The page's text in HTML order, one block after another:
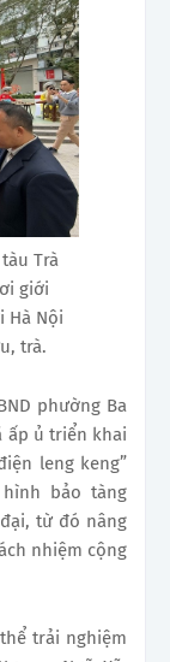
Trà
giới
Hà Nội
trà.
phường Ba
ấp ủ triển khai
leng keng”
bảo tàng
từ đó nâng
nhiệm cộng
trải nghiệm